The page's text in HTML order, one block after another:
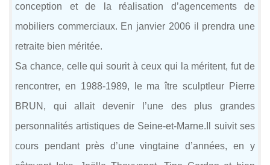
conception et de la réalisation d’agencements de
mobiliers commerciaux. En janvier 2006 il prendra une
retraite bien méritée.
Sa chance, celle qui sourit à ceux qui la méritent, fut de
rencontrer, en 1988-1989, le ma ître sculptleur Pierre
BRUN, qui allait devenir l’une des plus grandes
personnalités artistiques de Seine-et-Marne.Il suivit ses
cours pendant près d’une vingtaine d’années, en y